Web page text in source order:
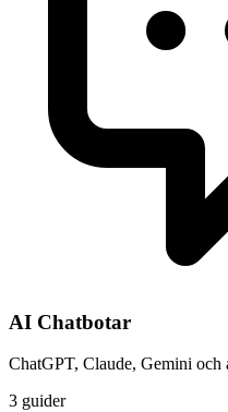
AI Chatbotar
ChatGPT, Claude, Gemini och
3 guider